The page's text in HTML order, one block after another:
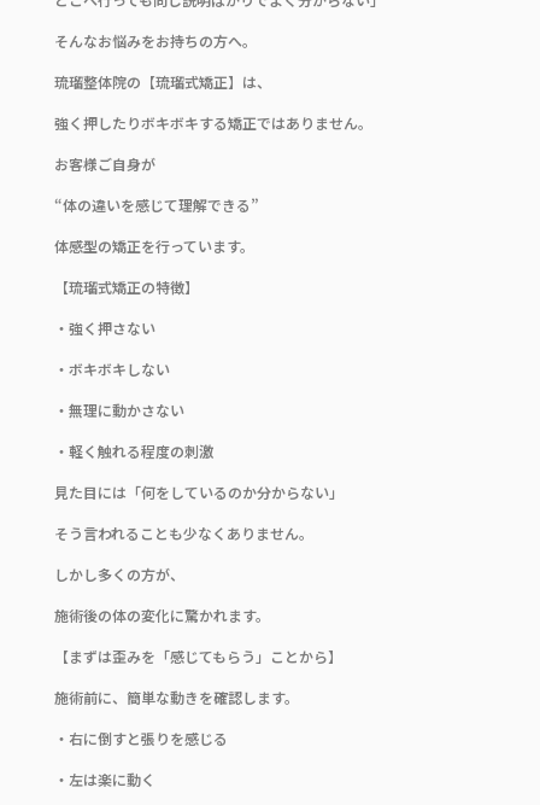
そんなお悩みをお持ちの方へ。
琉瑠整体院の【琉瑠式矯正】は、
強く押したりボキボキする矯正ではありません。
お客様ご自身が
“体の違いを感じて理解できる”
体感型の矯正を行っています。
【琉瑠式矯正の特徴】
・強く押さない
・ボキボキしない
・無理に動かさない
・軽く触れる程度の刺激
見た目には「何をしているのか分からない」
そう言われることも少なくありません。
しかし多くの方が、
施術後の体の変化に驚かれます。
【まずは歪みを「感じてもらう」ことから】
施術前に、簡単な動きを確認します。
・右に倒すと張りを感じる
・左は楽に動く